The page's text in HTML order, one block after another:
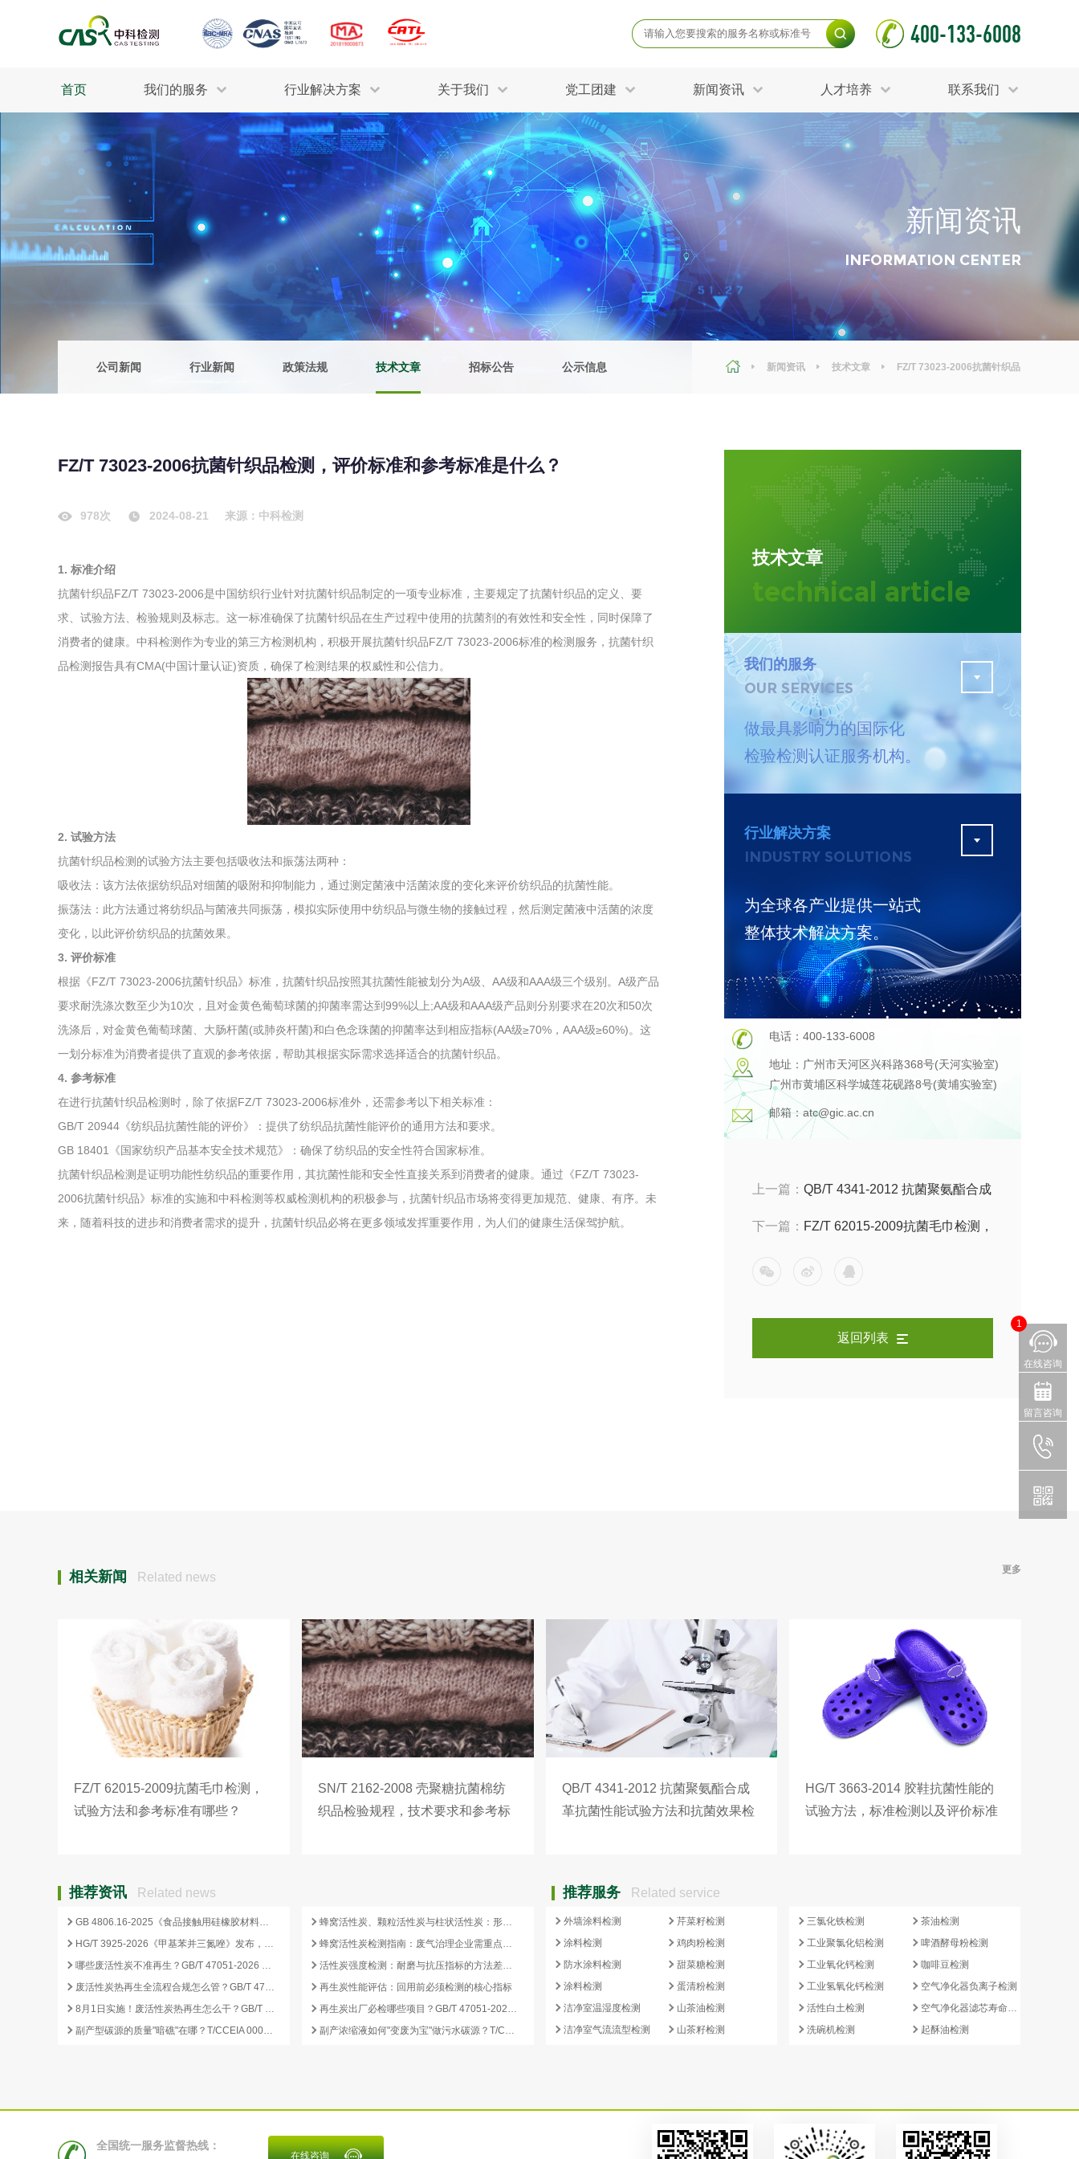
400-133-6008
首页 我们的服务 行业解决方案 关于我们 党工团建 新闻资讯 人才培养 联系我们
生态环保
工业材料
美妆消毒
石油化工
轻工产品
制药医疗
建筑材料
农副产品
专项服务
综合检测
检测服务
污水检测 三废监测 电磁辐射检测 声环境与振动检测
废气检测 二噁英检测 土壤检测
评估调查
耕地质量评价 矿山资源调查 危险废物鉴别 危废鉴定
场地调查 环境风险评估 农用地土壤调查 更多
清洁生产审核 环境风险评价 更多
测绘测量
轨道交通变形监测
VOCs废气治理 固废处理工程
综合利用工程 更多
在线咨询
行业解决方案
INDUSTRY SOLUTIONS
为全球各产业提供一站式
整体技术解决方案。
产品质量鉴定
固废危废鉴定
土壤场地调查
生态环境检测
消毒检测备案
空气净化检测
公共卫生检测
病毒杀灭试验
防护产品检测
成分分析化验
有毒有害检测
运动场地检测
涉水产品检测
放射卫生检测
食品安全检测
洁净度检测
化妆品检测
水资源检测
毒理检测
光伏检测
新闻资讯
INFORMATION CENTER
公司新闻 行业新闻 政策法规 技术文章 招标公告 公示信息 新闻资讯 技术文章 FZ/T 73023-2006抗菌针织品
FZ/T 73023-2006抗菌针织品检测，评价标准和参考标准是什么？
978次 2024-08-21 来源：中科检测
1. 标准介绍
抗菌针织品FZ/T 73023-2006是中国纺织行业针对抗菌针织品制定的一项专业标准，主要规定了抗菌针织品的定义、要
求、试验方法、检验规则及标志。这一标准确保了抗菌针织品在生产过程中使用的抗菌剂的有效性和安全性，同时保障了
消费者的健康。中科检测作为专业的第三方检测机构，积极开展抗菌针织品FZ/T 73023-2006标准的检测服务，抗菌针织
品检测报告具有CMA(中国计量认证)资质，确保了检测结果的权威性和公信力。
2. 试验方法
抗菌针织品检测的试验方法主要包括吸收法和振荡法两种：
吸收法：该方法依据纺织品对细菌的吸附和抑制能力，通过测定菌液中活菌浓度的变化来评价纺织品的抗菌性能。
振荡法：此方法通过将纺织品与菌液共同振荡，模拟实际使用中纺织品与微生物的接触过程，然后测定菌液中活菌的浓度
变化，以此评价纺织品的抗菌效果。
3. 评价标准
根据《FZ/T 73023-2006抗菌针织品》标准，抗菌针织品按照其抗菌性能被划分为A级、AA级和AAA级三个级别。A级产品
要求耐洗涤次数至少为10次，且对金黄色葡萄球菌的抑菌率需达到99%以上;AA级和AAA级产品则分别要求在20次和50次
洗涤后，对金黄色葡萄球菌、大肠杆菌(或肺炎杆菌)和白色念珠菌的抑菌率达到相应指标(AA级≥70%，AAA级≥60%)。这
一划分标准为消费者提供了直观的参考依据，帮助其根据实际需求选择适合的抗菌针织品。
4. 参考标准
在进行抗菌针织品检测时，除了依据FZ/T 73023-2006标准外，还需参考以下相关标准：
GB/T 20944《纺织品抗菌性能的评价》：提供了纺织品抗菌性能评价的通用方法和要求。
GB 18401《国家纺织产品基本安全技术规范》：确保了纺织品的安全性符合国家标准。
抗菌针织品检测是证明功能性纺织品的重要作用，其抗菌性能和安全性直接关系到消费者的健康。通过《FZ/T 73023-
2006抗菌针织品》标准的实施和中科检测等权威检测机构的积极参与，抗菌针织品市场将变得更加规范、健康、有序。未
来，随着科技的进步和消费者需求的提升，抗菌针织品必将在更多领域发挥重要作用，为人们的健康生活保驾护航。
技术文章
technical article
我们的服务
OUR SERVICES
做最具影响力的国际化
检验检测认证服务机构。
行业解决方案
INDUSTRY SOLUTIONS
为全球各产业提供一站式
整体技术解决方案。
电话：400-133-6008
地址：广州市天河区兴科路368号(天河实验室)
广州市黄埔区科学城莲花砚路8号(黄埔实验室)
邮箱：atc@gic.ac.cn
上一篇： QB/T 4341-2012 抗菌聚氨酯合成
革抗菌性能试验方法和抗菌效果检测，检
测标准和试验标准是什么？
下一篇： FZ/T 62015-2009抗菌毛巾检测，
试验方法和参考标准有哪些？
返回列表
相关新闻 Related news
更多
FZ/T 62015-2009抗菌毛巾检测，
试验方法和参考标准有哪些？
SN/T 2162-2008 壳聚糖抗菌棉纺
织品检验规程，技术要求和参考标
QB/T 4341-2012 抗菌聚氨酯合成
革抗菌性能试验方法和抗菌效果检
HG/T 3663-2014 胶鞋抗菌性能的
试验方法，标准检测以及评价标准
推荐资讯 Related news 推荐服务 Related service
GB 4806.16-2025《食品接触用硅橡胶材料及制品》标准解析
HG/T 3925-2026《甲基苯并三氮唑》发布，2026 年 12 月 1 日起实施
哪些废活性炭不准再生？GB/T 47051-2026 划定的禁止再生红线
废活性炭热再生全流程合规怎么管？GB/T 47051-2026 从分类到出厂检测
8月1日实施！废活性炭热再生怎么干？GB/T 47051-2026 八步程序这样落地
副产型碳源的质量"暗礁"在哪？T/CCEIA 0006-2026 重金属与 COD 合规红线
蜂窝活性炭、颗粒活性炭与柱状活性炭：形态差异与检测重点对照
蜂窝活性炭检测指南：废气治理企业需重点关注的5项核心指标
活性炭强度检测：耐磨与抗压指标的方法差异及验收意义
再生炭性能评估：回用前必须检测的核心指标
再生炭出厂必检哪些项目？GB/T 47051-2026 再生活性炭检测清单这样列
副产浓缩液如何"变废为宝"做污水碳源？T/CCEIA 0006-2026 核心解读
外墙涂料检测
涂料检测
防水涂料检测
涂料检测
洁净室温湿度检测
洁净室气流流型检测
芹菜籽检测
鸡肉粉检测
甜菜糖检测
蛋清粉检测
山茶油检测
山茶籽检测
三氯化铁检测
工业聚氯化铝检测
工业氧化钙检测
工业氢氧化钙检测
活性白土检测
洗碗机检测
茶油检测
啤酒酵母粉检测
咖啡豆检测
空气净化器负离子检测
空气净化器滤芯寿命检测
起酥油检测
全国统一服务监督热线：
在线咨询
在线咨询
1
留言咨询